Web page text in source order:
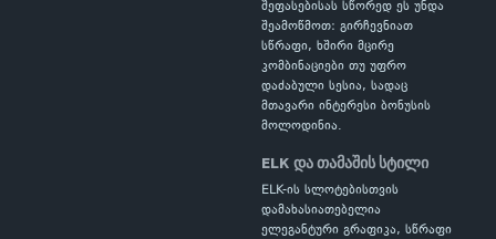
შეფასებისას სწორედ ეს უნდა
შეამოწმოთ: გირჩევნიათ
სწრაფი, ხშირი მცირე
კომბინაციები თუ უფრო
დაძაბული სესია, სადაც
მთავარი ინტერესი ბონუსის
მოლოდინია.
ELK და თამაშის სტილი
ELK-ის სლოტებისთვის
დამახასიათებელია
ელეგანტური გრაფიკა, სწრაფი